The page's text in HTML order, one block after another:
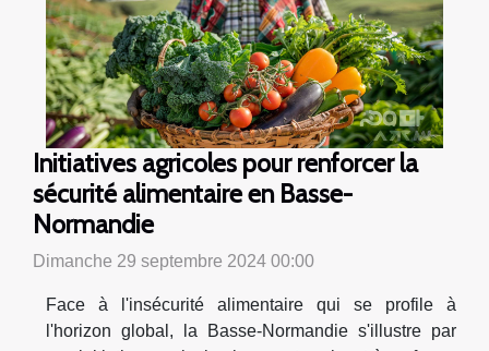
Initiatives agricoles pour renforcer la
sécurité alimentaire en Basse-
Normandie
Dimanche 29 septembre 2024 00:00
Face à l'insécurité alimentaire qui se profile à
l'horizon global, la Basse-Normandie s'illustre par